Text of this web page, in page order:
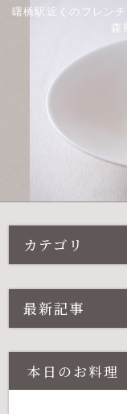
曙橋駅近くのフレン
森
カテゴリ
最新記事
本日のお料